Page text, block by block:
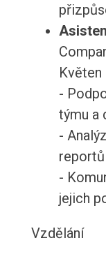
Květen
-
týmu a
-
-
jejich
Vzdělání